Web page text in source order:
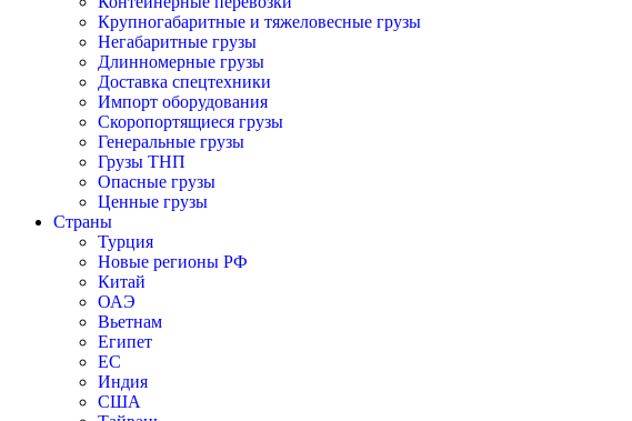
Крупногабаритные и тяжеловесные грузы
Негабаритные грузы
Длинномерные грузы
Доставка спецтехники
Импорт оборудования
Скоропортящиеся грузы
Генеральные грузы
Грузы ТНП
Опасные грузы
Ценные грузы
Страны
Турция
Новые регионы РФ
Китай
ОАЭ
Вьетнам
Египет
ЕС
Индия
США